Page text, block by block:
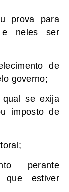
prova para
e neles ser
de
governo;
qual se exija
imposto de
perante
que estiver